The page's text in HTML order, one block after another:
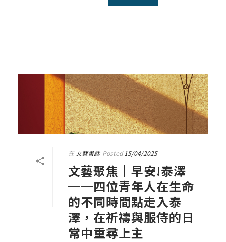
在 文藝書話 Posted 15/04/2025
文藝聚焦｜早安!泰澤
──四位青年人在生命
的不同時間點走入泰
澤，在祈禱與服侍的日
常中重尋上主